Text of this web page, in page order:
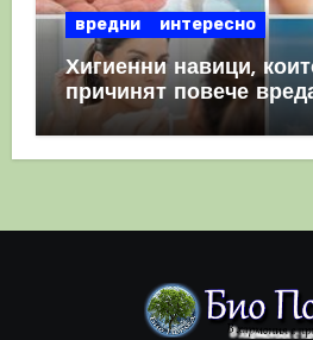
вредни интересно
Хигиенни навици,
причинят повече
полза